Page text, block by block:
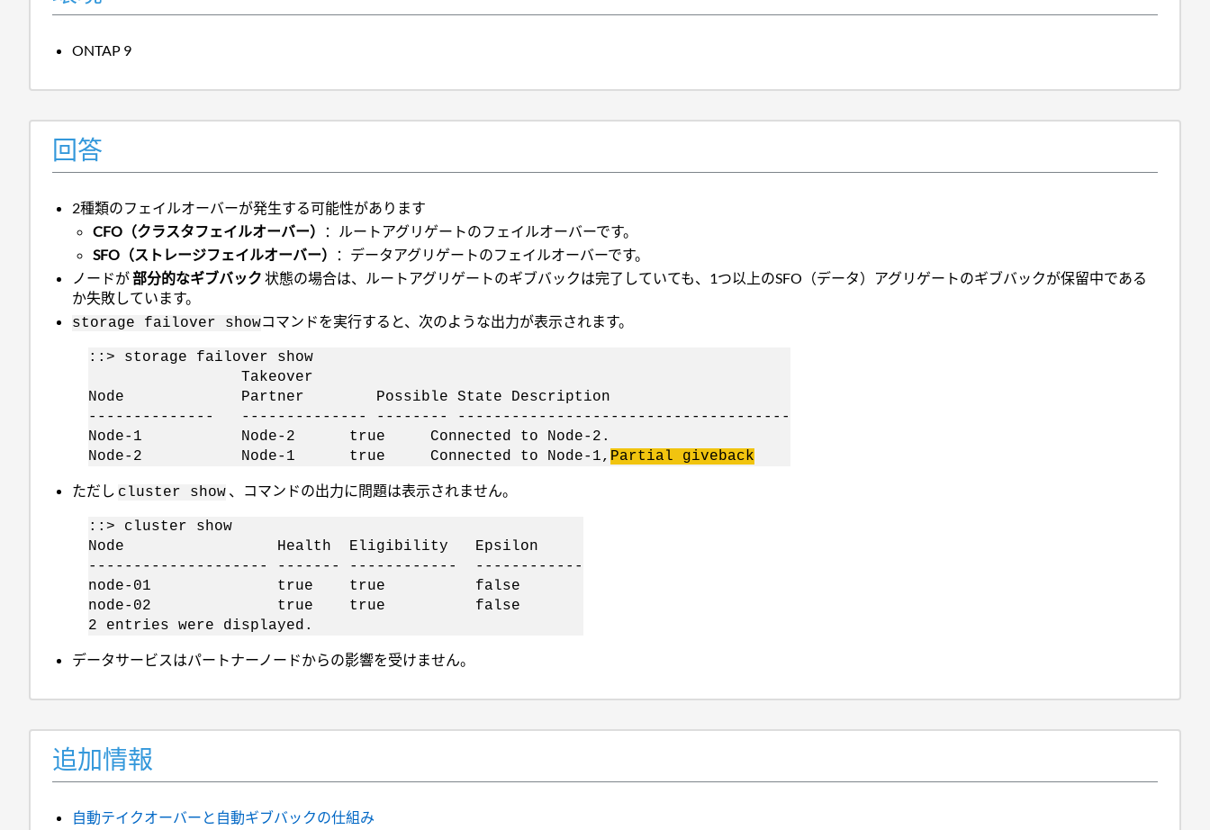
ONTAP 9
回答
2種類のフェイルオーバーが発生する可能性があります
CFO（クラスタフェイルオーバー）
：ルートアグリゲートのフェイルオーバーです。
SFO（ストレージフェイルオーバー）
：データアグリゲートのフェイルオーバーです。
ノードが部分的なギブバック 状態の場合は、ルートアグリゲートのギブバックは完了していても、1つ以上のSFO（データ）アグリゲートのギブバックが保留中である
か失敗しています。
storage failover showコマンドを実行すると、次のような出力が表示されます。
::> storage failover show
Takeover
Node Partner Possible State Description
-------------- -------------- -------- -------------------------------------
Node-1 Node-2 true Connected to Node-2.
Node-2 Node-1 true Connected to Node-1, Partial giveback
ただし cluster show 、コマンドの出力に問題は表示されません。
::> cluster show
Node Health Eligibility Epsilon
-------------------- ------- ------------ ------------
node-01 true true false
node-02 true true false
2 entries were displayed.
データサービスはパートナーノードからの影響を受けません。
追加情報
自動テイクオーバーと自動ギブバックの仕組み